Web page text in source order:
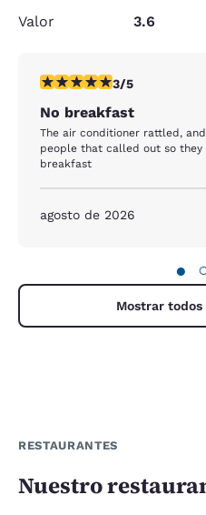
Valor
3.6
calificación de 3 estrellas.
3/5
No breakfast
The air conditioner rattled,
people that called out so they
breakfast
agosto de 2026
●
Mostrar
RESTAURANTES
Nuestro